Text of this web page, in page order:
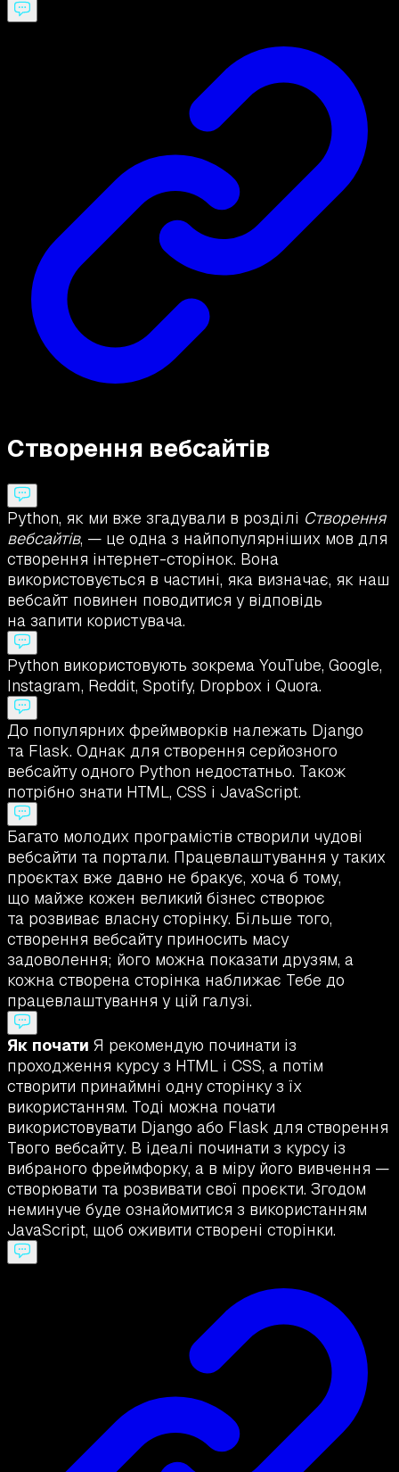
Створення вебсайтів
Python, як ми вже згадували в розділі Створення
вебсайтів, — це одна з найпопулярніших мов для
створення інтернет-сторінок. Вона
використовується в частині, яка визначає, як наш
вебсайт повинен поводитися у відповідь
на запити користувача.
Python використовують зокрема YouTube, Google,
Instagram, Reddit, Spotify, Dropbox і Quora.
До популярних фреймворків належать Django
та Flask. Однак для створення серйозного
вебсайту одного Python недостатньо. Також
потрібно знати HTML, CSS і JavaScript.
Багато молодих програмістів створили чудові
вебсайти та портали. Працевлаштування у таких
проєктах вже давно не бракує, хоча б тому,
що майже кожен великий бізнес створює
та розвиває власну сторінку. Більше того,
створення вебсайту приносить масу
задоволення; його можна показати друзям, а
кожна створена сторінка наближає Тебе до
працевлаштування у цій галузі.
Як почати Я рекомендую починати із
проходження курсу з HTML і CSS, а потім
створити принаймні одну сторінку з їх
використанням. Тоді можна почати
використовувати Django або Flask для створення
Твого вебсайту. В ідеалі починати з курсу із
вибраного фреймфорку, а в міру його вивчення —
створювати та розвивати свої проєкти. Згодом
неминуче буде ознайомитися з використанням
JavaScript, щоб оживити створені сторінки.